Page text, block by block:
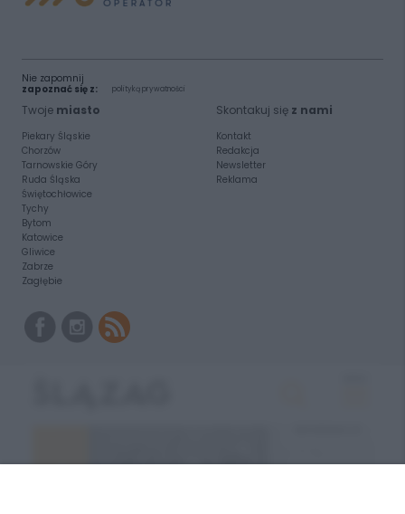
Nie zapomnij
zapoznać się z:
polityką prywatności
Twoje miasto
Piekary Śląskie
Chorzów
Tarnowskie Góry
Ruda Śląska
Świętochłowice
Tychy
Bytom
Katowice
Gliwice
Zabrze
Zagłębie
Skontakuj się z nami
Kontakt
Redakcja
Newsletter
Reklama